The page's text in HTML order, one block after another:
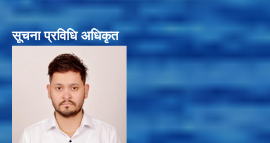
सूचना प्रविधि अधिकृत